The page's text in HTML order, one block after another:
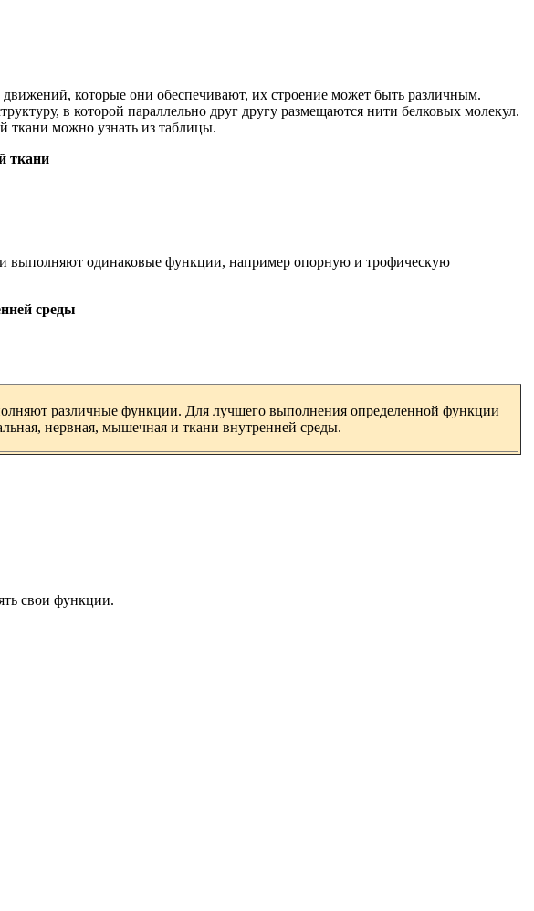
которые они обеспечивают, их строение может быть различным.
в которой параллельно друг другу размещаются нити белковых молекул.
можно узнать из таблицы.
ткани
выполняют одинаковые функции, например опорную и трофическую
среды
различные функции. Для лучшего выполнения определенной функции
нервная, мышечная и ткани внутренней среды.
свои функции.